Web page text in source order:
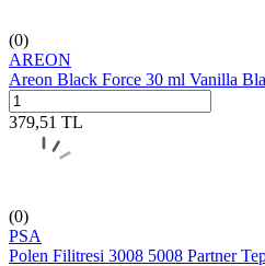
(0)
AREON
Areon Black Force 30 ml Vanilla
379,51 TL
(0)
PSA
Polen Filitresi 3008 5008 Partner